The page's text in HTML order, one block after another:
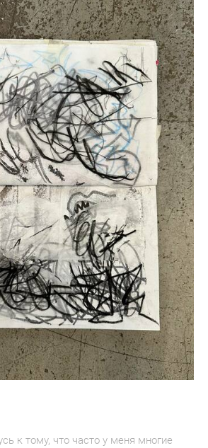
к тому, что часто у меня многие